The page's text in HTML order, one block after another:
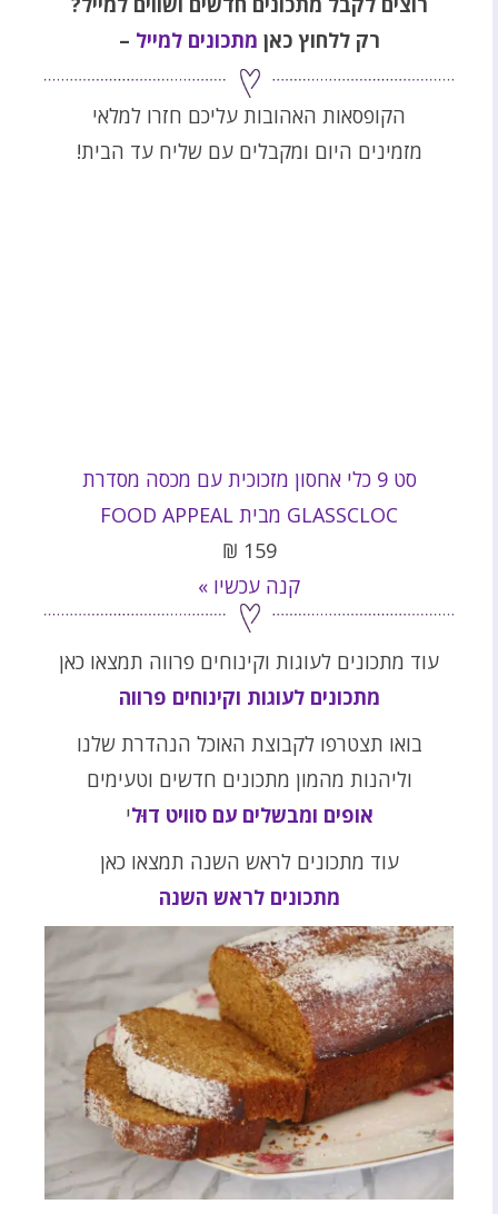
רק ללחוץ כאן
– מתכונים למייל
הקופסאות האהובות עליכם חזרו למלאי
מזמינים היום ומקבלים עם שליח עד הבית!
סט 9 כלי אחסון מזכוכית עם מכסה מסדרת
GLASSCLOC מבית FOOD APPEAL
159
₪
קנה עכשיו »
עוד מתכונים לעוגות וקינוחים פרווה תמצאו כאן
מתכונים לעוגות וקינוחים פרווה
בואו תצטרפו לקבוצת האוכל הנהדרת שלנו
וליהנות מהמון מתכונים חדשים וטעימים
אופים ומבשלים עם סוויט דוּלי
עוד מתכונים לראש השנה תמצאו כאן
מתכונים לראש השנה